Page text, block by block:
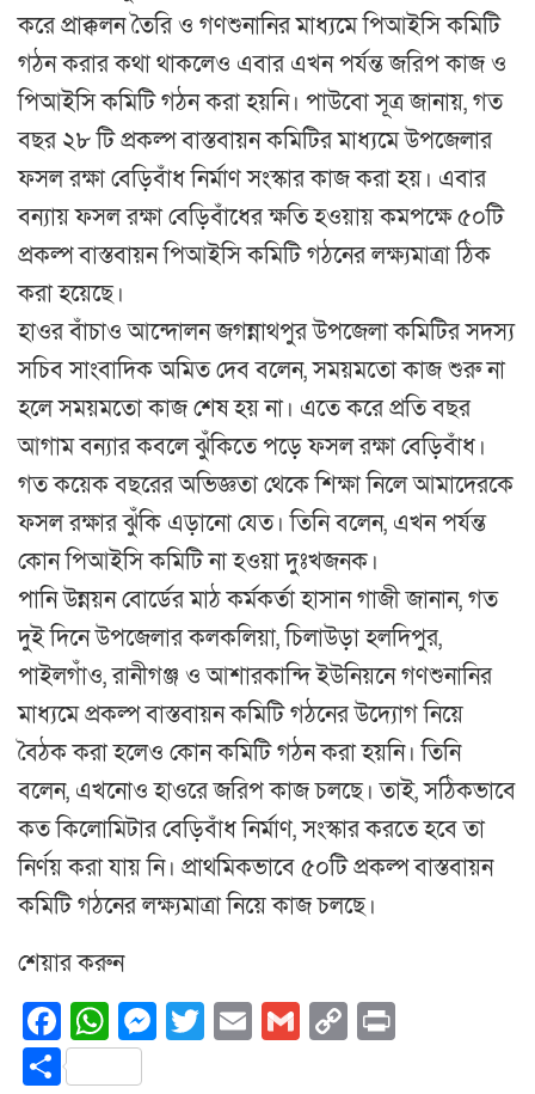
করে প্রাক্কলন তৈরি ও গণশুনানির মাধ্যমে পিআইসি কমিটি
গঠন করার কথা থাকলেও এবার এখন পর্যন্ত জরিপ কাজ ও
পিআইসি কমিটি গঠন করা হয়নি। পাউবো সূত্র জানায়, গত
বছর ২৮ টি প্রকল্প বাস্তবায়ন কমিটির মাধ্যমে উপজেলার
ফসল রক্ষা বেড়িবাঁধ নির্মাণ সংস্কার কাজ করা হয়। এবার
বন্যায় ফসল রক্ষা বেড়িবাঁধের ক্ষতি হওয়ায় কমপক্ষে ৫০টি
প্রকল্প বাস্তবায়ন পিআইসি কমিটি গঠনের লক্ষ্যমাত্রা ঠিক
করা হয়েছে।
হাওর বাঁচাও আন্দোলন জগন্নাথপুর উপজেলা কমিটির সদস্য
সচিব সাংবাদিক অমিত দেব বলেন, সময়মতো কাজ শুরু না
হলে সময়মতো কাজ শেষ হয় না। এতে করে প্রতি বছর
আগাম বন্যার কবলে ঝুঁকিতে পড়ে ফসল রক্ষা বেড়িবাঁধ।
গত কয়েক বছরের অভিজ্ঞতা থেকে শিক্ষা নিলে আমাদেরকে
ফসল রক্ষার ঝুঁকি এড়ানো যেত। তিনি বলেন, এখন পর্যন্ত
কোন পিআইসি কমিটি না হওয়া দুঃখজনক।
পানি উন্নয়ন বোর্ডের মাঠ কর্মকর্তা হাসান গাজী জানান, গত
দুই দিনে উপজেলার কলকলিয়া, চিলাউড়া হলদিপুর,
পাইলগাঁও, রানীগঞ্জ ও আশারকান্দি ইউনিয়নে গণশুনানির
মাধ্যমে প্রকল্প বাস্তবায়ন কমিটি গঠনের উদ্যোগ নিয়ে
বৈঠক করা হলেও কোন কমিটি গঠন করা হয়নি। তিনি
বলেন, এখনোও হাওরে জরিপ কাজ চলছে। তাই, সঠিকভাবে
কত কিলোমিটার বেড়িবাঁধ নির্মাণ, সংস্কার করতে হবে তা
নির্ণয় করা যায় নি। প্রাথমিকভাবে ৫০টি প্রকল্প বাস্তবায়ন
কমিটি গঠনের লক্ষ্যমাত্রা নিয়ে কাজ চলছে।
শেয়ার করুন
Facebook
WhatsApp
Messenger
Twitter
EmailGmail
Copy
Share